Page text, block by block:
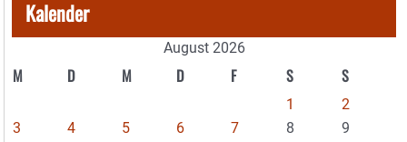
Kalender
August 2026
M D M D F S S
1
2
3
4 5 6 7 8
9